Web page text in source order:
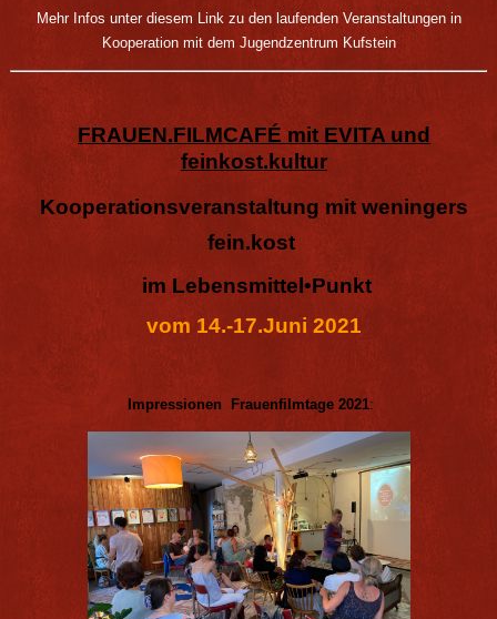
Mehr Infos unter diesem Link zu den laufenden Veranstaltungen in
Kooperation mit dem Jugendzentrum Kufstein
FRAUEN.FILMCAFÉ mit EVITA und
feinkost.kultur
Kooperationsveranstaltung mit weningers
fein.kost
im Lebensmittel•Punkt
vom 14.-17.Juni 2021
Impressionen Frauenfilmtage 2021: